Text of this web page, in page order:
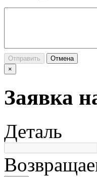
Отправить
Отмена
×
Заявка
Деталь